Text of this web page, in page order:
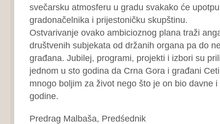
svečarsku atmosferu u gradu svakako će
gradonačelnika i prijestoničku skupštinu.
Ostvarivanje ovako ambicioznog plana traži
društvenih subjekata od držanih organa pa do
građana. Jubilej, programi, projekti i izbori su
jednom u sto godina da Crna Gora i građani
mnogo boljim za život nego što je on bio davne
godine.
Predrag Malbaša, Predśednik